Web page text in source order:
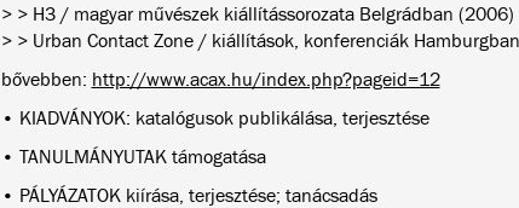
> > H3 / magyar művészek kiállítássorozata Belgrádban (2006)
> > Urban Contact Zone / kiállítások, konferenciák
bővebben: http://www.acax.hu/index.php?pageid=12
• KIADVÁNYOK: katalógusok publikálása, terjesztése
• TANULMÁNYUTAK támogatása
• PÁLYÁZATOK kiírása, terjesztése; tanácsadás